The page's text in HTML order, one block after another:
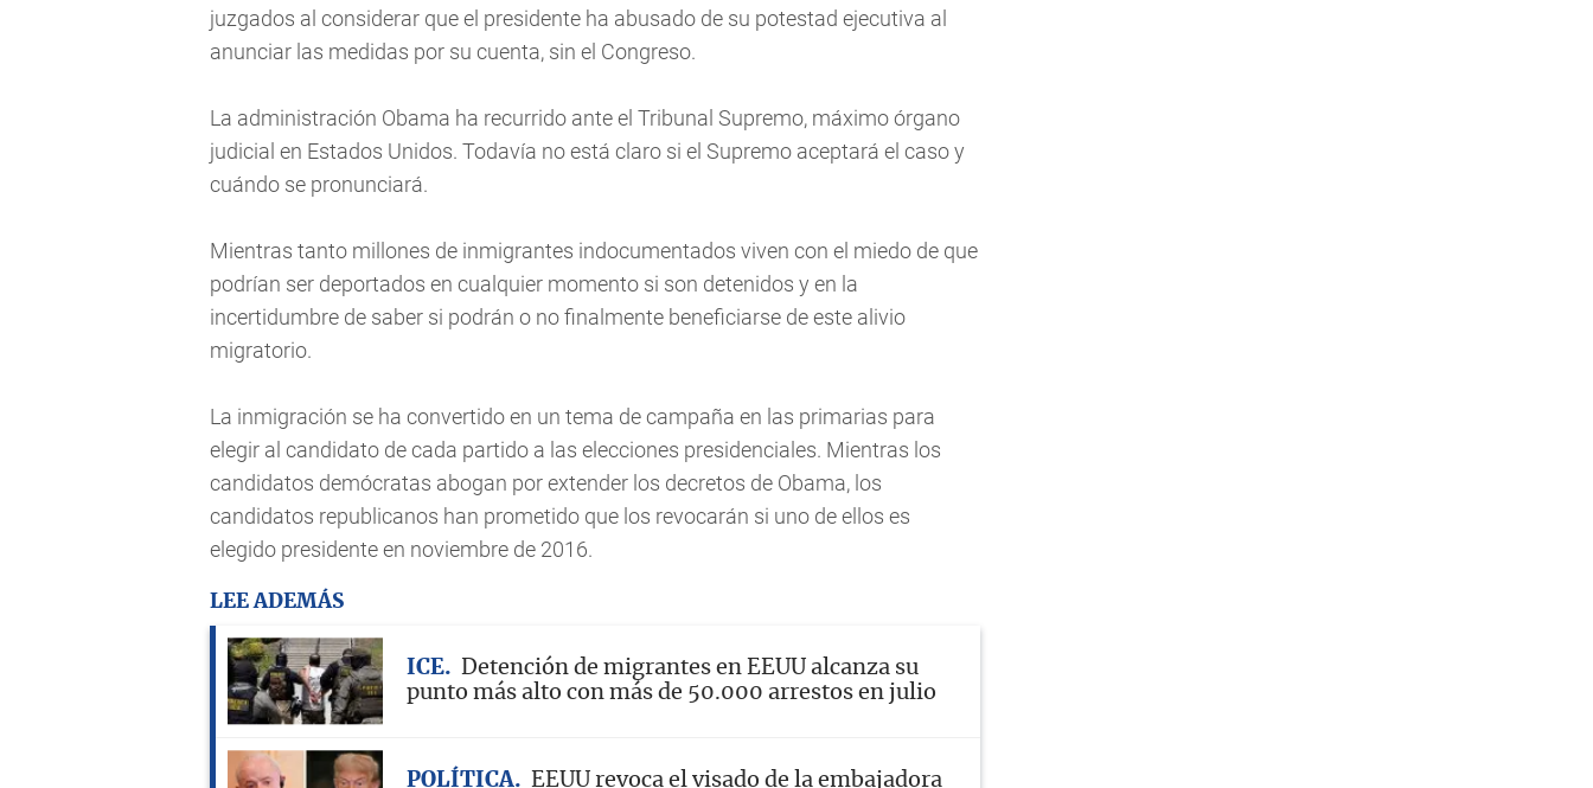
juzgados al considerar que el presidente ha abusado de su potestad ejecutiva al
anunciar las medidas por su cuenta, sin el Congreso.
La administración Obama ha recurrido ante el Tribunal Supremo, máximo órgano
judicial en Estados Unidos. Todavía no está claro si el Supremo aceptará el caso y
cuándo se pronunciará.
Mientras tanto millones de inmigrantes indocumentados viven con el miedo de que
podrían ser deportados en cualquier momento si son detenidos y en la
incertidumbre de saber si podrán o no finalmente beneficiarse de este alivio
migratorio.
La inmigración se ha convertido en un tema de campaña en las primarias para
elegir al candidato de cada partido a las elecciones presidenciales. Mientras los
candidatos demócratas abogan por extender los decretos de Obama, los
candidatos republicanos han prometido que los revocarán si uno de ellos es
elegido presidente en noviembre de 2016.
LEE ADEMÁS
ICE
Detención de migrantes en EEUU alcanza su
punto más alto con más de 50.000 arrestos en julio
POLÍTICA EEUU revoca el visado de la embajadora